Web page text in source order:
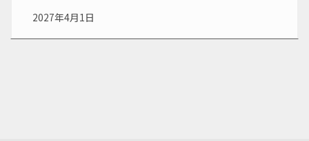
2027年4月1日